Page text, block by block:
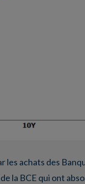
les achats des
la BCE qui ont